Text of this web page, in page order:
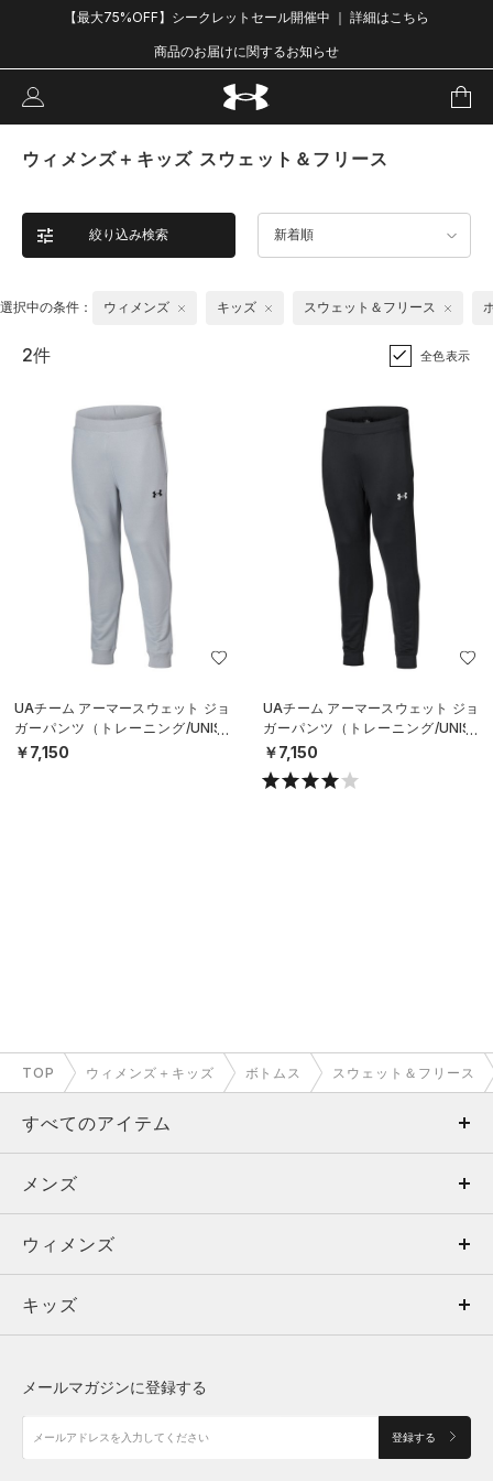
【最大75%OFF】シークレットセール開催中 ｜ 詳細はこちら
商品のお届けに関するお知らせ
ウィメンズ＋キッズ スウェット＆フリース
絞り込み検索 新着順
選択中の条件： ウィメンズ キッズ スウェット＆フリース
2件 全色表示
UAチーム アーマースウェット ジョ
ガーパンツ（トレーニング/UNISE
X）
￥7,150
UAチーム アーマースウェット ジョ
ガーパンツ（トレーニング/UNISE
X）
￥7,150
TOP ウィメンズ＋キッズ ボトムス スウェット＆フリース
すべてのアイテム
メンズ
ウィメンズ
キッズ
アクセサリー
メンズ
トップス
ボトムス
アクセサリー
ウィメンズ
トップス
シューズ
キッズ
メールマガジンに登録する
登録する